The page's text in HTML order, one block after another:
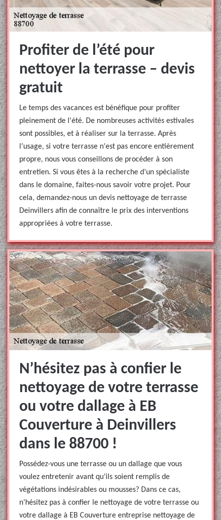
Profiter de l’été pour
nettoyer la terrasse – devis
gratuit
Le temps des vacances est bénéfique pour profiter
pleinement de l'été. De nombreuses activités estivales
sont possibles, et à réaliser sur la terrasse. Après
l’usage, si votre terrasse n'est pas encore entièrement
propre, nous vous conseillons de procéder à son
entretien. Si vous êtes à la recherche d’un spécialiste
dans le domaine, faites-nous savoir votre projet. Pour
cela, demandez-nous un devis nettoyage de terrasse
Deinvillers afin de connaître le prix des interventions
appropriées à votre terrasse.
N’hésitez pas à confier le
nettoyage de votre terrasse
ou votre dallage à EB
Couverture à Deinvillers
dans le 88700 !
Possédez-vous une terrasse ou un dallage que vous
voulez entretenir avant qu’ils soient remplis de
végétations indésirables ou mousses? Dans ce cas,
n’hésitez pas à confier le nettoyage de votre terrasse ou
votre dallage à EB Couverture entreprise nettoyage de